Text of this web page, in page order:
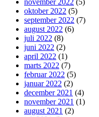
november 2022 (5)
oktober 2022 (5)
september 2022 (7)
august 2022 (6)
juli 2022 (8)
juni 2022 (2)
april 2022 (1)
marts 2022 (7)
februar 2022 (5)
januar 2022 (2)
december 2021 (4)
november 2021 (1)
august 2021 (2)